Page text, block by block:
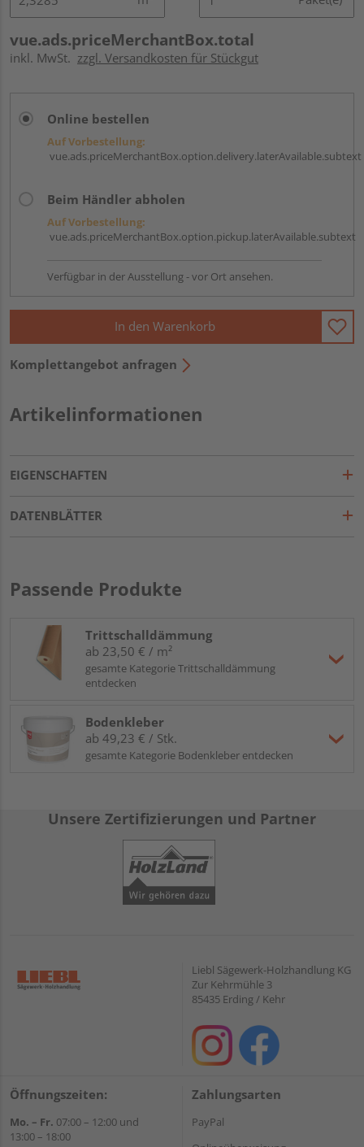
vue.ads.priceMerchantBox.total
inkl. MwSt. zzgl. Versandkosten für Stückgut
Online bestellen
Auf Vorbestellung:
vue.ads.priceMerchantBox.option.delivery.laterAvailable.subtext
Beim Händler abholen
Auf Vorbestellung:
vue.ads.priceMerchantBox.option.pickup.laterAvailable.subtext
Verfügbar in der Ausstellung - vor Ort ansehen.
In den Warenkorb
Komplettangebot anfragen
Artikelinformationen
EIGENSCHAFTEN
DATENBLÄTTER
Passende Produkte
Trittschalldämmung
ab 23,50 € / m²
gesamte Kategorie Trittschalldämmung
entdecken
Bodenkleber
ab 49,23 € / Stk.
gesamte Kategorie Bodenkleber entdecken
Unsere Zertifizierungen und Partner
Liebl Sägewerk-Holzhandlung KG
Zur Kehrmühle 3
85435 Erding / Kehr
Öffnungszeiten:
Mo. – Fr. 07:00 – 12:00 und
13:00 – 18:00
Zahlungsarten
PayPal